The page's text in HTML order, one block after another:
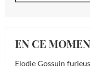
EN CE
Elodie Gossuin